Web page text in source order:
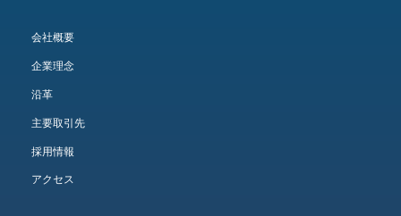
会社概要
企業理念
沿革
主要取引先
採用情報
アクセス